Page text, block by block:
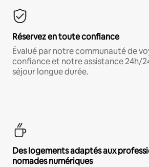
Réservez en toute confiance
Évalué par notre communauté de
confiance et notre assistance 24h/
séjour longue durée.
Des logements adaptés aux
nomades numériques